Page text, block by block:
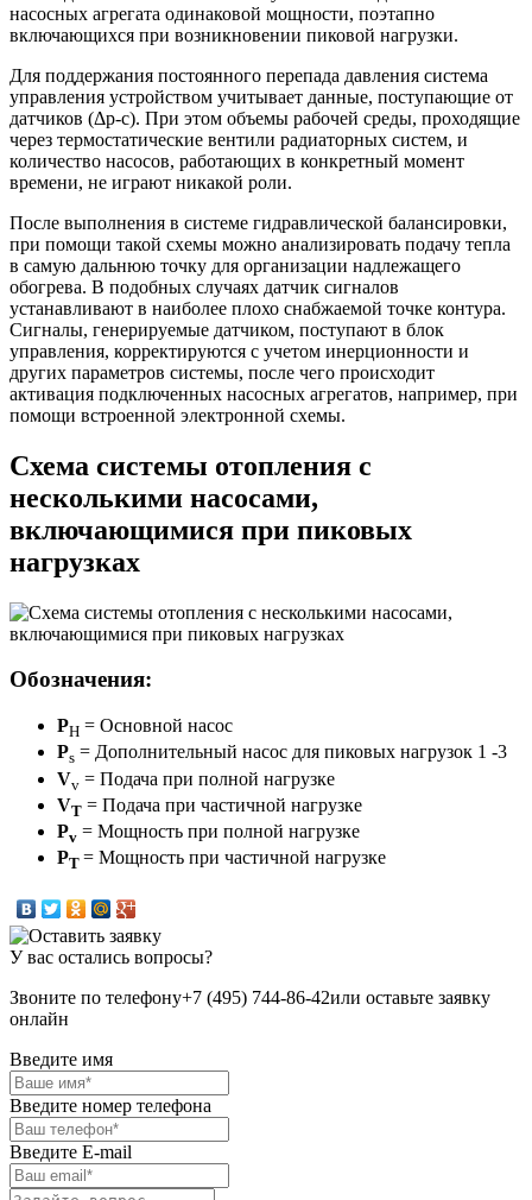
насосных агрегата одинаковой мощности, поэтапно
включающихся при возникновении пиковой нагрузки.
Для поддержания постоянного перепада давления система
управления устройством учитывает данные, поступающие от
датчиков (Δp-c). При этом объемы рабочей среды, проходящие
через термостатические вентили радиаторных систем, и
количество насосов, работающих в конкретный момент
времени, не играют никакой роли.
После выполнения в системе гидравлической балансировки,
при помощи такой схемы можно анализировать подачу тепла
в самую дальнюю точку для организации надлежащего
обогрева. В подобных случаях датчик сигналов
устанавливают в наиболее плохо снабжаемой точке контура.
Сигналы, генерируемые датчиком, поступают в блок
управления, корректируются с учетом инерционности и
других параметров системы, после чего происходит
активация подключенных насосных агрегатов, например, при
помощи встроенной электронной схемы.
Схема системы отопления с
несколькими насосами,
включающимися при пиковых
нагрузках
Обозначения:
PH = Основной насос
Ps = Дополнительный насос для пиковых нагрузок 1 -3
Vv = Подача при полной нагрузке
VT = Подача при частичной нагрузке
Pv = Мощность при полной нагрузке
PT = Мощность при частичной нагрузке
У вас остались вопросы?
Звоните по телефону+7 (495) 744-86-42или оставьте заявку
онлайн
Введите имя
Введите номер телефона
Введите E-mail